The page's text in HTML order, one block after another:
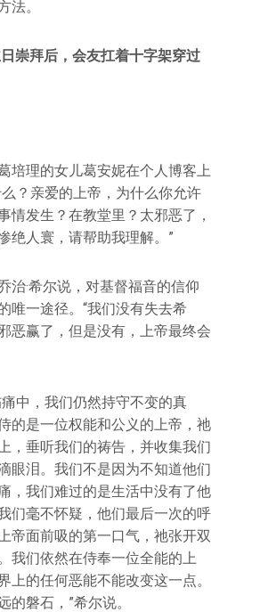
法。
崇拜后，会友扛着十字架穿过
培理的女儿葛安妮在个人博客上
？亲爱的上帝，为什么你允许
情发生？在教堂里？太邪恶了，
绝人寰，请帮助我理解。”
治·希尔说，对基督福音的信仰
唯一途径。“我们没有失去希
恶赢了，但是没有，上帝最终会
中，我们仍然持守不变的真
的是一位权能和公义的上帝，祂
，垂听我们的祷告，并收集我们
眼泪。我们不是因为不知道他们
，我们难过的是生活中没有了他
们毫不怀疑，他们最后一次的呼
帝面前吸的第一口气，祂张开双
我们依然在侍奉一位全能的上
上的任何恶能不能改变这一点。
的磐石，”希尔说。